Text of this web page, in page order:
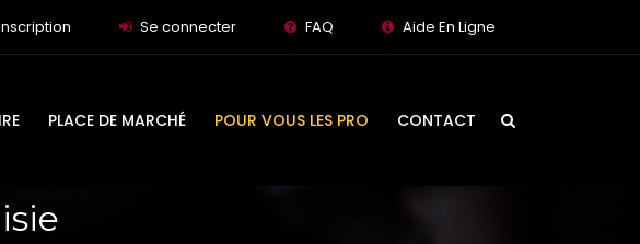
Se connecter FAQ Aide En Ligne
PLACE DE MARCHÉ POUR VOUS LES PRO CONTACT